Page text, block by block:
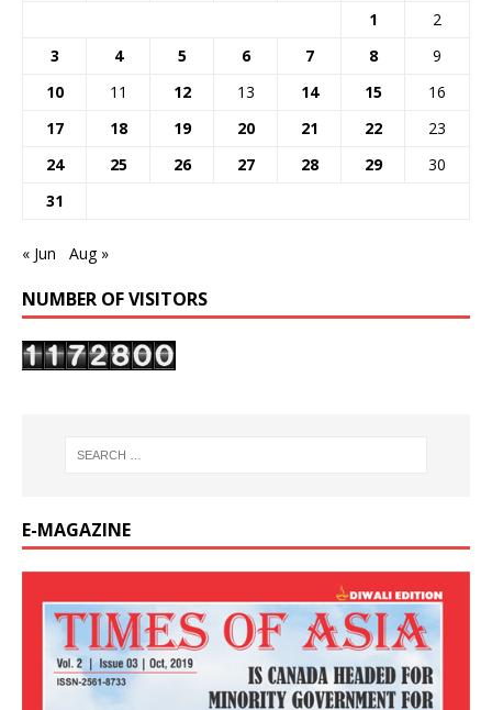
1
2
3
4 5 6 7 8
9
10
11 12 13 14 15
16
17
18 19 20 21 22
23
24
25 26 27 28 29
30
31
« Jun Aug »
NUMBER OF VISITORS
E-MAGAZINE